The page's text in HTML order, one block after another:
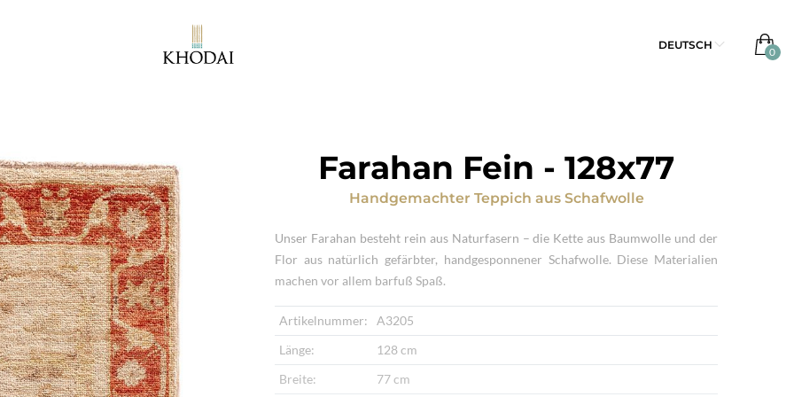
DEUTSCH
Farahan Fein - 128x77
Handgemachter Teppich aus Schafwolle
Unser Farahan besteht rein aus Naturfasern – die Kette aus Baumwolle und der
Flor aus natürlich gefärbter, handgesponnener Schafwolle. Diese Materialien
machen vor allem barfuß Spaß.
Artikelnummer:
A3205
Länge:
128 cm
Breite:
77 cm